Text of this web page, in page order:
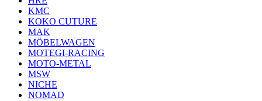
KMC
KOKO CUTURE
MAK
MÖBELWAGEN
MOTEGI-RACING
MOTO-METAL
MSW
NICHE
NOMAD